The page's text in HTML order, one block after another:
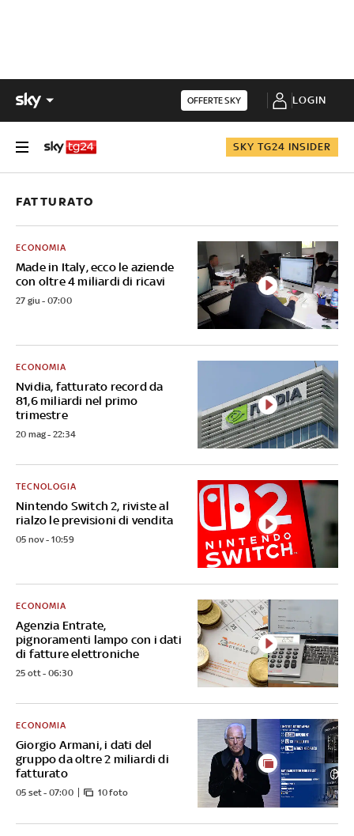
OFFERTE SKY LOGIN
SKY TG24 INSIDER
FATTURATO
Made in Italy, ecco le aziende
con oltre 4 miliardi di ricavi
ECONOMIA
27 giu - 07:00
Nvidia, fatturato record da
81,6 miliardi nel primo
trimestre
ECONOMIA
20 mag - 22:34
Nintendo Switch 2, riviste al
rialzo le previsioni di vendita
TECNOLOGIA
05 nov - 10:59
Agenzia Entrate,
pignoramenti lampo con i dati
di fatture elettroniche
ECONOMIA
25 ott - 06:30
Giorgio Armani, i dati del
gruppo da oltre 2 miliardi di
fatturato
ECONOMIA
05 set - 07:00 10 foto